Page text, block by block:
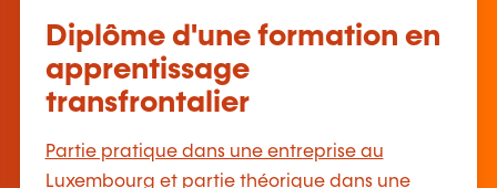
Diplôme d'une formation en
apprentissage
transfrontalier
Partie pratique dans une entreprise au
Luxembourg et partie théorique dans une